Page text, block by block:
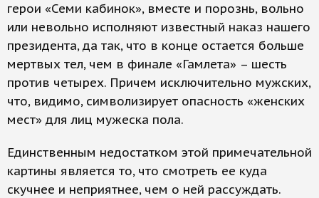
герои «Семи кабинок», вместе и порознь, вольно
или невольно исполняют известный наказ нашего
президента, да так, что в конце остается больше
мертвых тел, чем в финале «Гамлета» – шесть
против четырех. Причем исключительно мужских,
что, видимо, символизирует опасность «женских
мест» для лиц мужеска пола.
Единственным недостатком этой примечательной
картины является то, что смотреть ее куда
скучнее и неприятнее, чем о ней рассуждать.